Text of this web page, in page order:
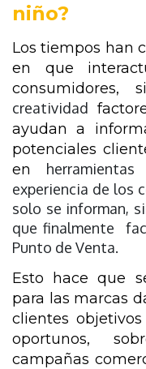
niño?
Los tiempos han
en que
consumidores,
creatividad
ayudan a
potenciales
en
experiencia de los
solo se informan,
que finalmente
Punto de Venta.
Esto hace que
para las marcas
clientes
oportunos,
campañas